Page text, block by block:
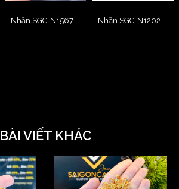
Nhẫn SGC-N1567 Nhẫn SGC-N1202
BÀI VIẾT KHÁC